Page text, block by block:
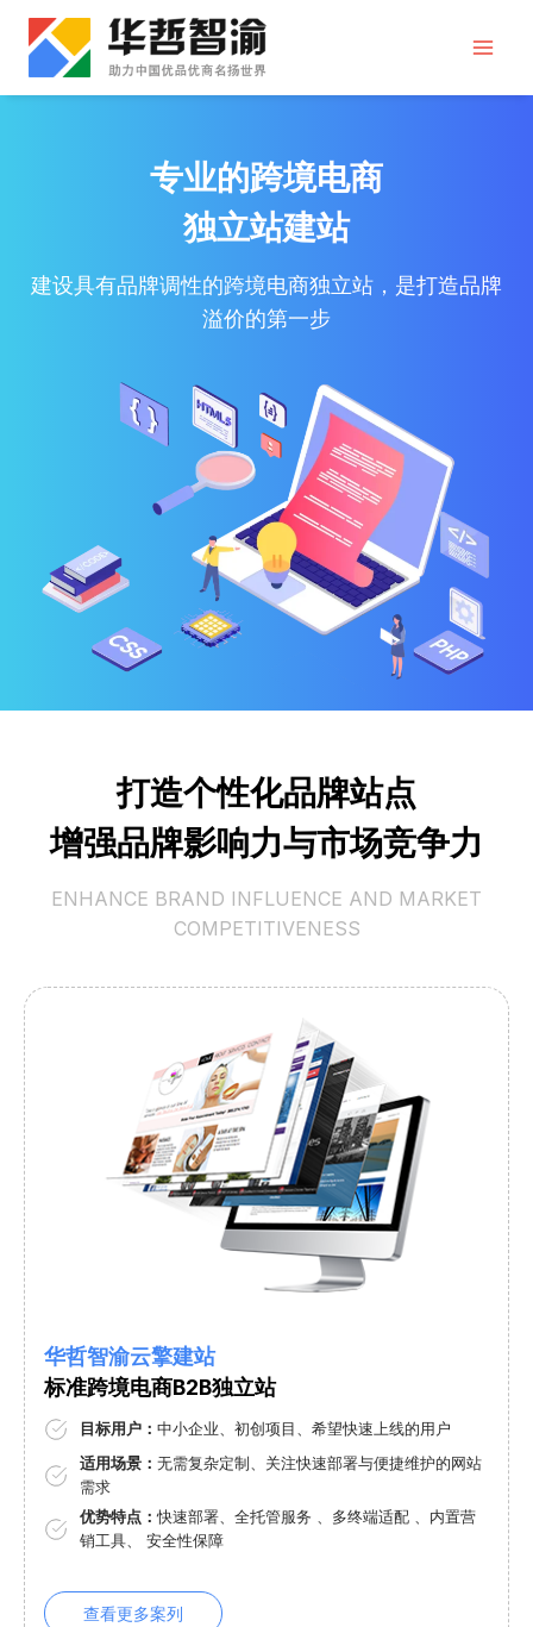
容
专业的跨境电商
独立站建站
建设具有品牌调性的跨境电商独立站，是打造品牌
溢价的第一步
打造个性化品牌站点
增强品牌影响力与市场竞争力
ENHANCE BRAND INFLUENCE AND MARKET
COMPETITIVENESS
华哲智渝云擎建站
标准跨境电商B2B独立站
目标用户： 中小企业、初创项目、希望快速上线的用户
适用场景： 无需复杂定制、关注快速部署与便捷维护的网站
需求
优势特点：快速部署、全托管服务 、多终端适配 、内置营
销工具、 安全性保障
查看更多案列